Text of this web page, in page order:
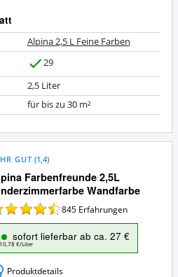
Alpina 2,5 L Feine Farben
a
29
2,5 Liter
für bis zu 30 m²
Farbenfreunde 2,5L
Wandfarbe
GUT (1,4)
845 Erfahrungen
sofort lieferbar ab ca. 27 €
10,78 €/Liter
Produktdetails